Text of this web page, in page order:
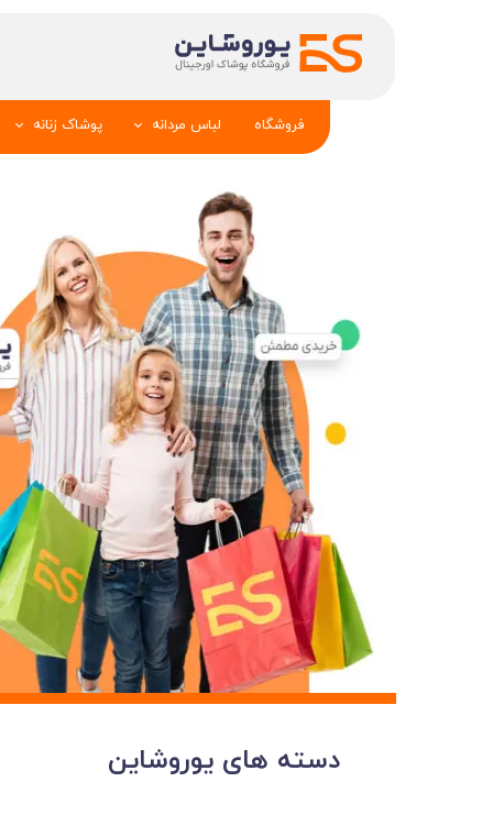
فروشگاه لباس مردانه
تک کت و جلیقه
شلوار
تیشرت
تاپ و شلوارک
کیف و کفش
سویشرت_بلوز_هودی
کاپشن_دستکش_کلاه
ست لباس مردانه
شورت
پوشاک زنانه
تاپ
شال و کلاه
تیشرت
شلوار زنانه
لباس زیر زنانه
ژاکت زنانه
مایو و گن
سرهم و
ست لباس
کیف و کفش
دسته های یوروشاین